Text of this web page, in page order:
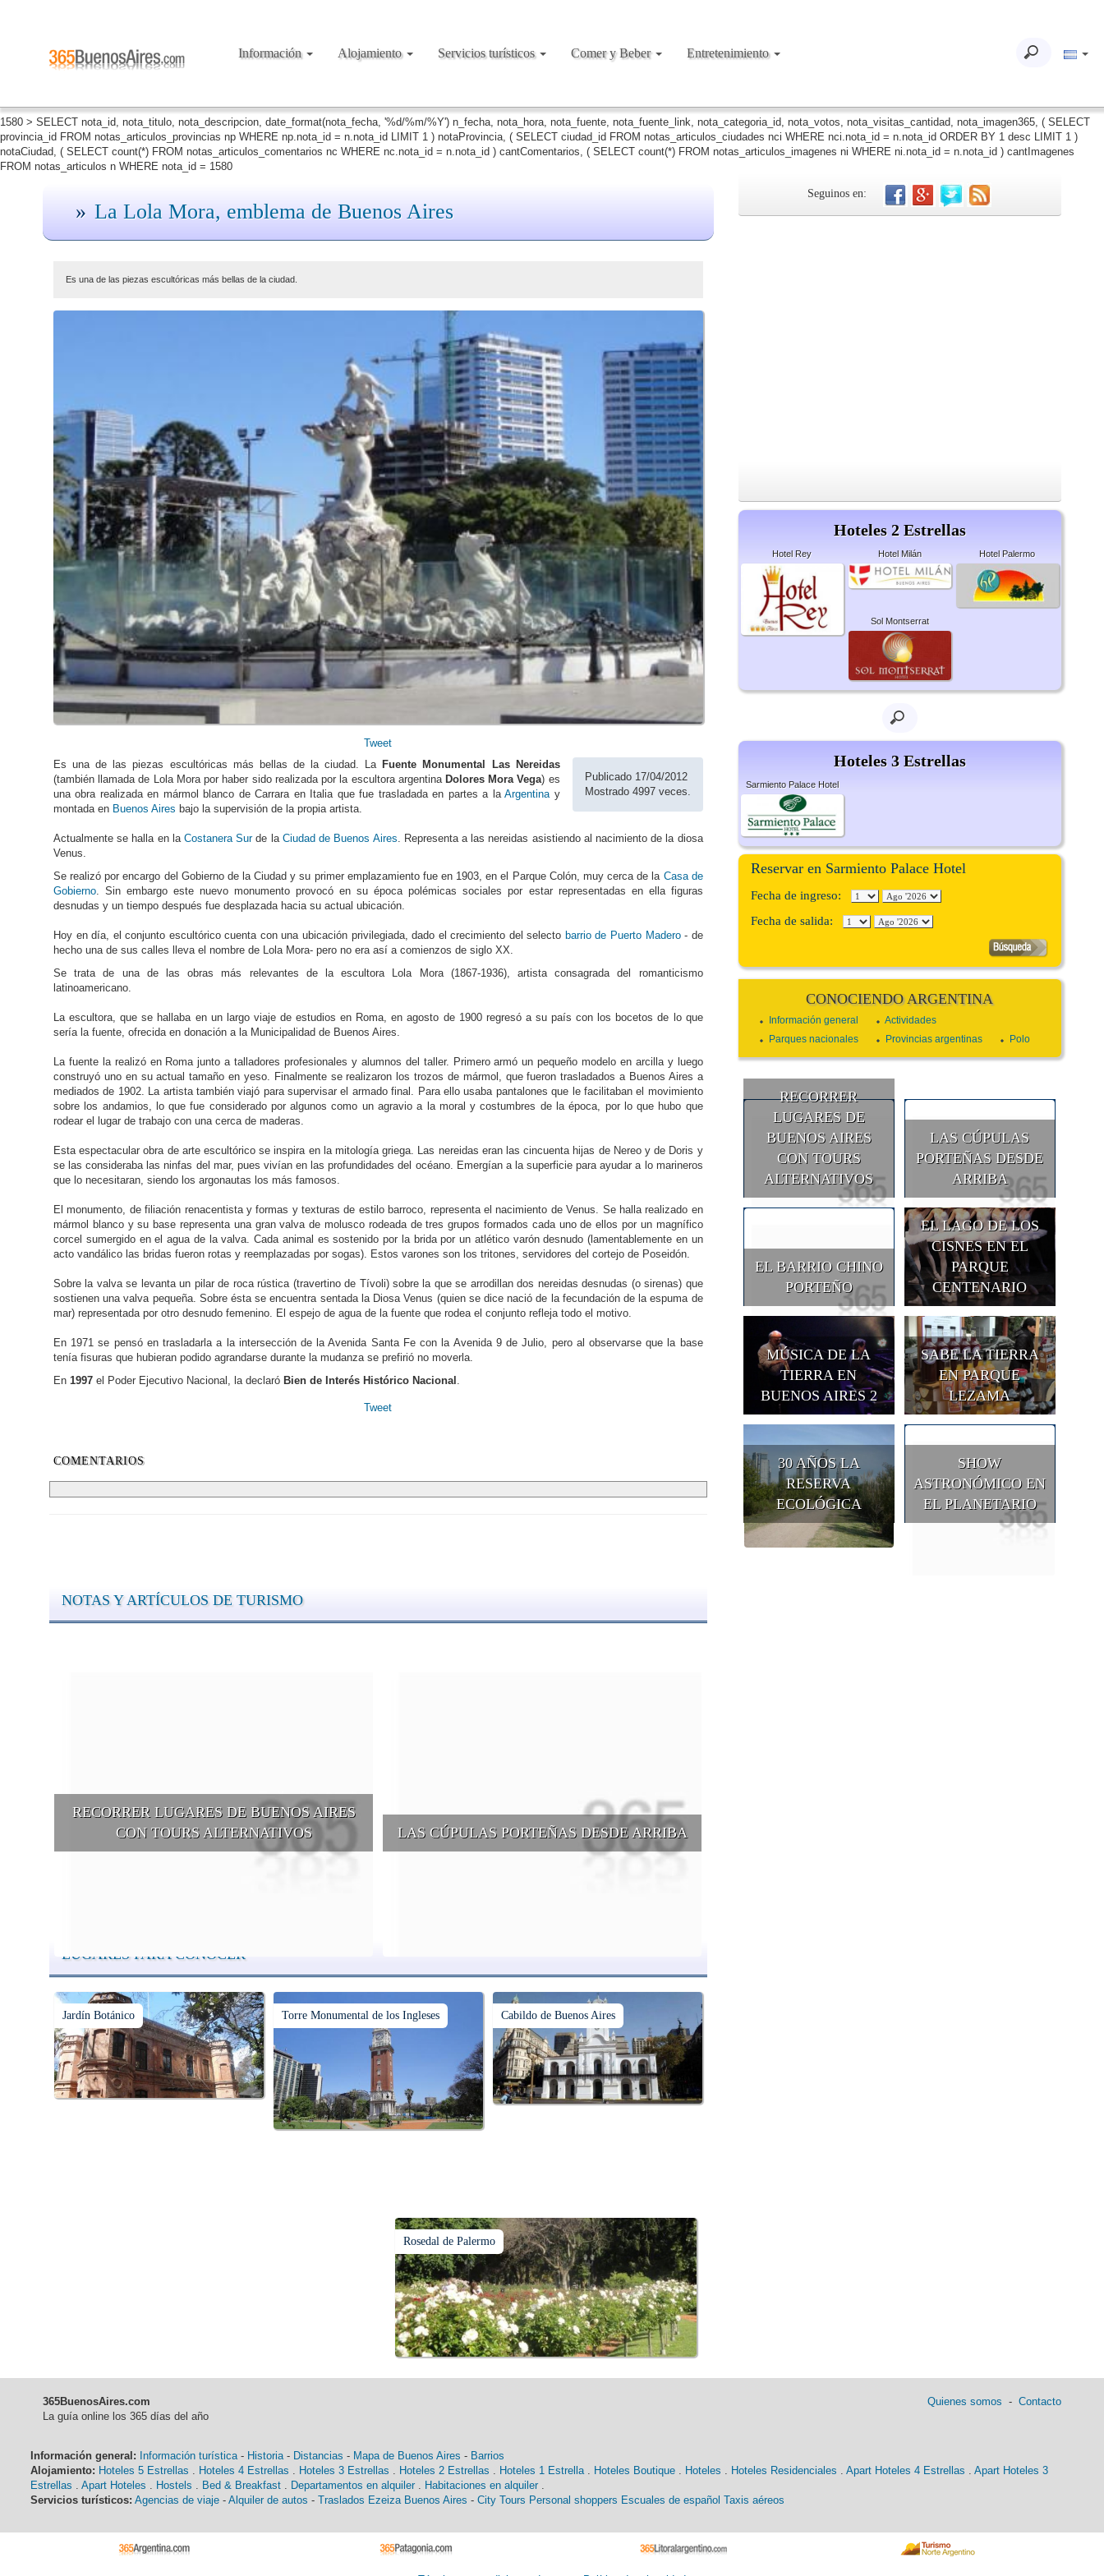
1580 > SELECT nota_id, nota_titulo, nota_descripcion, date_format(nota_fecha, '%d/%m/%Y') n_fecha, nota_hora, nota_fuente, nota_fuente_link, nota_categoria_id, nota_votos, nota_visitas_cantidad, nota_imagen365, ( SELECT
provincia_id FROM notas_articulos_provincias np WHERE np.nota_id = n.nota_id LIMIT 1 ) notaProvincia, ( SELECT ciudad_id FROM notas_articulos_ciudades nci WHERE nci.nota_id = n.nota_id ORDER BY 1 desc LIMIT 1 )
notaCiudad, ( SELECT count(*) FROM notas_articulos_comentarios nc WHERE nc.nota_id = n.nota_id ) cantComentarios, ( SELECT count(*) FROM notas_articulos_imagenes ni WHERE ni.nota_id = n.nota_id ) cantImagenes
FROM notas_articulos n WHERE nota_id = 1580
Información Alojamiento Servicios turísticos Comer y Beber Entretenimiento
La Lola Mora, emblema de Buenos Aires
Es una de las piezas escultóricas más bellas de la ciudad.
Tweet
Publicado 17/04/2012
Mostrado 4997 veces.
Es una de las piezas escultóricas más bellas de la ciudad. La Fuente Monumental Las Nereidas
(también llamada de Lola Mora por haber sido realizada por la escultora argentina Dolores Mora Vega) es
una obra realizada en mármol blanco de Carrara en Italia que fue trasladada en partes a laArgentina y
montada en Buenos Aires bajo la supervisión de la propia artista.
Actualmente se halla en laCostanera Surde la Ciudad de Buenos Aires . Representa a las nereidas asistiendo al nacimiento de la diosa
Venus.
Se realizó por encargo del Gobierno de la Ciudad y su primer emplazamiento fue en 1903, en el Parque Colón, muy cerca de la Casa de
Gobierno . Sin embargo este nuevo monumento provocó en su época polémicas sociales por estar representadas en ella figuras
desnudas y un tiempo después fue desplazada hacia su actual ubicación.
Hoy en día, el conjunto escultórico cuenta con una ubicación privilegiada, dado el crecimiento del selecto barrio de Puerto Madero- de
hecho una de sus calles lleva el nombre de Lola Mora- pero no era así a comienzos de siglo XX.
Se trata de una de las obras más relevantes de la escultora Lola Mora (1867-1936), artista consagrada del romanticismo
latinoamericano.
La escultora, que se hallaba en un largo viaje de estudios en Roma, en agosto de 1900 regresó a su país con los bocetos de lo que
sería la fuente, ofrecida en donación a la Municipalidad de Buenos Aires.
La fuente la realizó en Roma junto a talladores profesionales y alumnos del taller. Primero armó un pequeño modelo en arcilla y luego
construyó uno en su actual tamaño en yeso. Finalmente se realizaron los trozos de mármol, que fueron trasladados a Buenos Aires a
mediados de 1902. La artista también viajó para supervisar el armado final. Para ello usaba pantalones que le facilitaban el movimiento
sobre los andamios, lo que fue considerado por algunos como un agravio a la moral y costumbres de la época, por lo que hubo que
rodear el lugar de trabajo con una cerca de maderas.
Esta espectacular obra de arte escultórico se inspira en la mitología griega. Las nereidas eran las cincuenta hijas de Nereo y de Doris y
se las consideraba las ninfas del mar, pues vivían en las profundidades del océano. Emergían a la superficie para ayudar a lo marineros
que lo necesitaran, siendo los argonautas los más famosos.
El monumento, de filiación renacentista y formas y texturas de estilo barroco, representa el nacimiento de Venus. Se halla realizado en
mármol blanco y su base representa una gran valva de molusco rodeada de tres grupos formados cada uno de ellos por un magnífico
corcel sumergido en el agua de la valva. Cada animal es sostenido por la brida por un atlético varón desnudo (lamentablemente en un
acto vandálico las bridas fueron rotas y reemplazadas por sogas). Estos varones son los tritones, servidores del cortejo de Poseidón.
Sobre la valva se levanta un pilar de roca rústica (travertino de Tívoli) sobre la que se arrodillan dos nereidas desnudas (o sirenas) que
sostienen una valva pequeña. Sobre ésta se encuentra sentada la Diosa Venus (quien se dice nació de la fecundación de la espuma de
mar) representada por otro desnudo femenino. El espejo de agua de la fuente que rodea el conjunto refleja todo el motivo.
En 1971 se pensó en trasladarla a la intersección de la Avenida Santa Fe con la Avenida 9 de Julio, pero al observarse que la base
tenía fisuras que hubieran podido agrandarse durante la mudanza se prefirió no moverla.
En 1997 el Poder Ejecutivo Nacional, la declaró Bien de Interés Histórico Nacional
Tweet
COMENTARIOS
NOTAS Y ARTÍCULOS DE TURISMO
RECORRER LUGARES DE BUENOS AIRES
CON TOURS ALTERNATIVOS
LAS CÚPULAS PORTEÑAS DESDE ARRIBA
LUGARES PARA CONOCER
Jardín Botánico Torre Monumental de los Ingleses Cabildo de Buenos Aires
Rosedal de Palermo
Seguinos en:
Hoteles 2 Estrellas
Hotel Rey Hotel Milán Hotel Palermo
Sol Montserrat
Hoteles 3 Estrellas
Sarmiento Palace Hotel
Reservar en Sarmiento Palace Hotel
Fecha de ingreso:
Fecha de salida:
CONOCIENDO ARGENTINA
Información general
Actividades
Parques nacionales
Provincias argentinas Polo
RECORRER
LUGARES DE
BUENOS AIRES
CON TOURS
ALTERNATIVOS
LAS CÚPULAS
PORTEÑAS DESDE
ARRIBA
EL BARRIO CHINO
PORTEÑO
EL LAGO DE LOS
CISNES EN EL
PARQUE
CENTENARIO
MÚSICA DE LA
TIERRA EN
BUENOS AIRES 2
SABE LA TIERRA
EN PARQUE
LEZAMA
30 AÑOS LA
RESERVA
ECOLÓGICA
SHOW
ASTRONÓMICO EN
EL PLANETARIO
365BuenosAires.com
La guía online los 365 días del año
Quienes somos - Contacto
Información general: Información turística- Historia- Distancias - Mapa de Buenos Aires - Barrios
Alojamiento: Hoteles 5 Estrellas . Hoteles 4 Estrellas . Hoteles 3 Estrellas . Hoteles 2 Estrellas . Hoteles 1 Estrella. Hoteles Boutique . Hoteles . Hoteles Residenciales . Apart Hoteles 4 Estrellas . Apart Hoteles 3
Estrellas . Apart Hoteles . Hostels . Bed & Breakfast . Departamentos en alquiler . Habitaciones en alquiler .
Servicios turísticos: Agencias de viaje - Alquiler de autos - Traslados Ezeiza Buenos Aires - City Tours Personal shoppers Escuales de español Taxis aéreos